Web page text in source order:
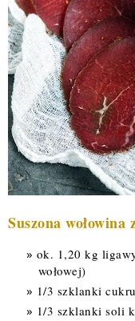
Suszona wołowina
ok. 1,20 kg
wołowej)
1/3 szklanki cukru
1/3 szklanki soli